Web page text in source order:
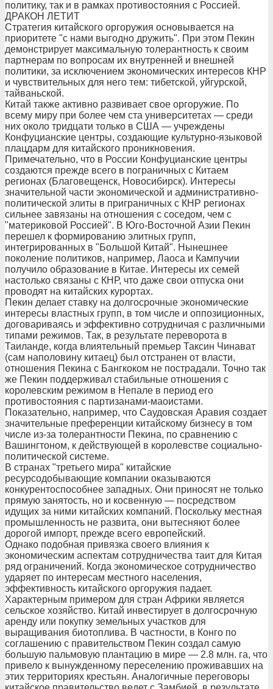
политику, так и в рамках противостояния с Россией.
ДРАКОН ЛЕТИТ
Стратегия китайского оргоружия основывается на
приоритете "с нами выгодно дружить". При этом Пекин
демонстрирует максимальную толерантность к своим
партнерам по вопросам их внутренней и внешней
политики, за исключением экономических интересов КНР
и чувствительных для него тем: тибетской, уйгурской,
тайваньской.
Китай также активно развивает свое оргоружие. По
всему миру при более чем ста университетах — среди
них около тридцати только в США — учреждены
Конфуцианские центры, создающие культурно-языковой
плацдарм для китайского проникновения.
Примечательно, что в России Конфуцианские центры
создаются прежде всего в пограничных с Китаем
регионах (Благовещенск, Новосибирск). Интересы
значительной части экономической и административно-
политической элиты в приграничных с КНР регионах
сильнее завязаны на отношения с соседом, чем с
"материковой Россией". В Юго-Восточной Азии Пекин
перешел к формированию элитных групп,
интегрированных в "Большой Китай". Нынешнее
поколение политиков, например, Лаоса и Кампучии
получило образование в Китае. Интересы их семей
настолько связаны с КНР, что даже свои отпуска они
проводят на китайских курортах.
Пекин делает ставку на долгосрочные экономические
интересы властных групп, в том числе и оппозиционных,
договариваясь и эффективно сотрудничая с различными
типами режимов. Так, в результате переворота в
Таиланде, когда влиятельный премьер Таксин Чинават
(сам наполовину китаец) был отстранен от власти,
отношения Пекина с Бангкоком не пострадали. Точно так
же Пекин поддерживал стабильные отношения с
королевским режимом в Непале в период его
противостояния с партизанами-маоистами.
Показательно, например, что Саудовская Аравия создает
значительные преференции китайскому бизнесу в том
числе из-за толерантности Пекина, по сравнению с
Вашингтоном, к действующей в королевстве социально-
политической системе.
В странах "третьего мира" китайские
ресурсодобывающие компании оказываются
конкурентоспособнее западных. Они приносят не только
прямую занятость, но и косвенную — посредством
идущих за ними китайских компаний. Поскольку местная
промышленность не развита, они вытесняют более
дорогой импорт, прежде всего европейский.
Однако подобная привязка своего влияния к
экономическим аспектам сотрудничества таит для Китая
ряд ограничений. Когда экономическое сотрудничество
ударяет по интересам местного населения,
эффективность китайского оргоружия падает.
Характерным примером для стран Африки является
сельское хозяйство. Китай инвестирует в долгосрочную
аренду или покупку земельных участков для
выращивания биотоплива. В частности, в Конго по
соглашению с правительством Пекин создал самую
большую пальмовую плантацию в мире — 2.8 млн. га, что
привело к вынужденному переселению проживавших на
этих территориях крестьян. Аналогичные переговоры